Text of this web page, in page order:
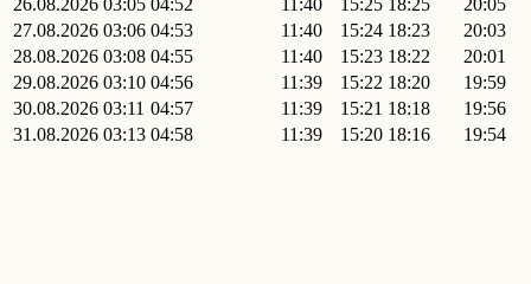
26.08.2026 03:05 04:52 11:40 15:25 18:25
20:05
27.08.2026 03:06 04:53 11:40 15:24 18:23
20:03
28.08.2026 03:08 04:55 11:40 15:23 18:22
20:01
29.08.2026 03:10 04:56 11:39 15:22 18:20
19:59
30.08.2026 03:11 04:57 11:39 15:21 18:18
19:56
31.08.2026 03:13 04:58 11:39 15:20 18:16 19:54